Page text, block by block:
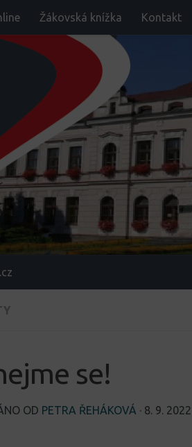
Žákovská knížka Kontakt
se!
OD PETRA ŘEHÁKOVÁ · 8. 9. 2022